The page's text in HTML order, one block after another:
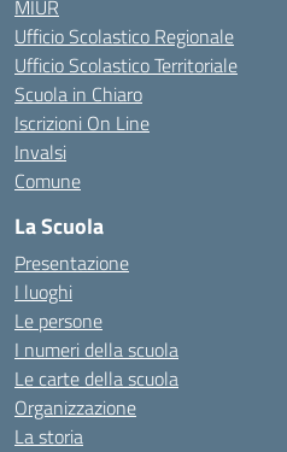
MIUR
Ufficio Scolastico Regionale
Ufficio Scolastico Territoriale
Scuola in Chiaro
Iscrizioni On Line
Invalsi
Comune
La Scuola
Presentazione
I luoghi
Le persone
I numeri della scuola
Le carte della scuola
Organizzazione
La storia